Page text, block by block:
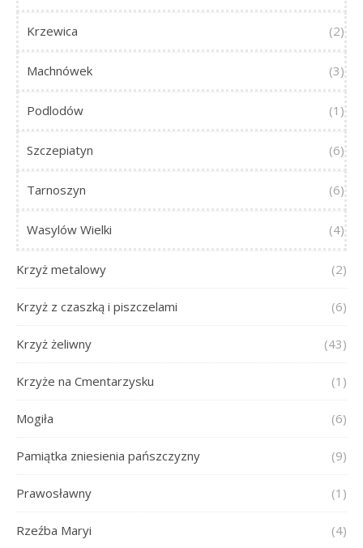
Krzewica (2)
Machnówek (3)
Podlodów (1)
Szczepiatyn (6)
Tarnoszyn (6)
Wasylów Wielki (4)
Krzyż metalowy (2)
Krzyż z czaszką i piszczelami (6)
Krzyż żeliwny (43)
Krzyże na Cmentarzysku (1)
Mogiła (6)
Pamiątka zniesienia pańszczyzny (9)
Prawosławny (1)
Rzeźba Maryi (4)